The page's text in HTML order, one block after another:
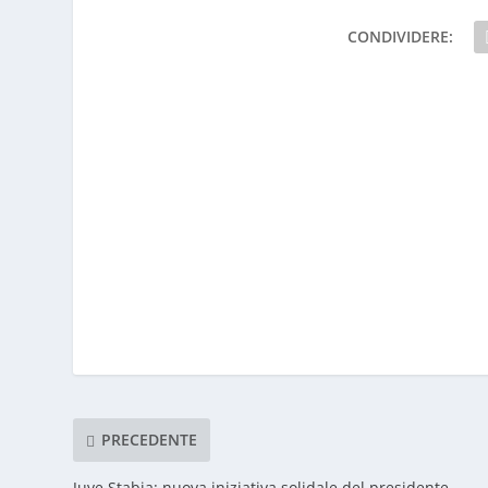
PRECEDENTE
Juve Stabia: nuova iniziativa solidale del presidente
Langella